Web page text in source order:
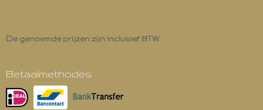
De genoemde prijzen zijn inclusief BTW.
Betaalmethodes